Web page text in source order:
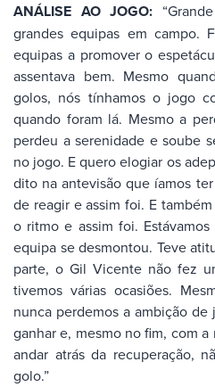
ANÁLISE AO JOGO:
grandes equipas em campo.
equipas a promover o
assentava bem. Mesmo
golos, nós tínhamos o jogo
quando foram lá. Mesmo a
perdeu a serenidade e soube
no jogo. E quero elogiar os
dito na antevisão que íamos
de reagir e assim foi. E
o ritmo e assim foi.
equipa se desmontou. Teve
parte, o Gil Vicente não fez
tivemos várias ocasiões.
nunca perdemos a ambição
ganhar e, mesmo no fim, com
andar atrás da recuperação,
golo.”